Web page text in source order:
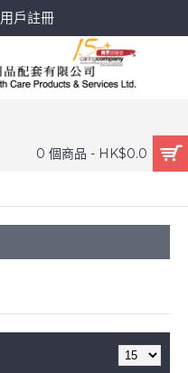
用戶註冊
0 個商品 - HK$0.0